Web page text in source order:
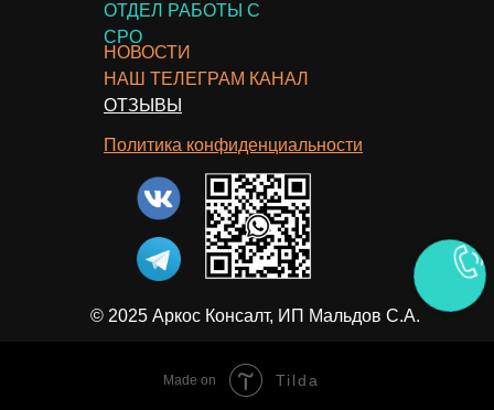
© 2025 Аркос Консалт, ИП Мальдов С.А.
Политика конфиденциальности
ОТДЕЛ РАБОТЫ С
СРО
НОВОСТИ
ОТЗЫВЫ
НАШ ТЕЛЕГРАМ КАНАЛ
Made on Tilda